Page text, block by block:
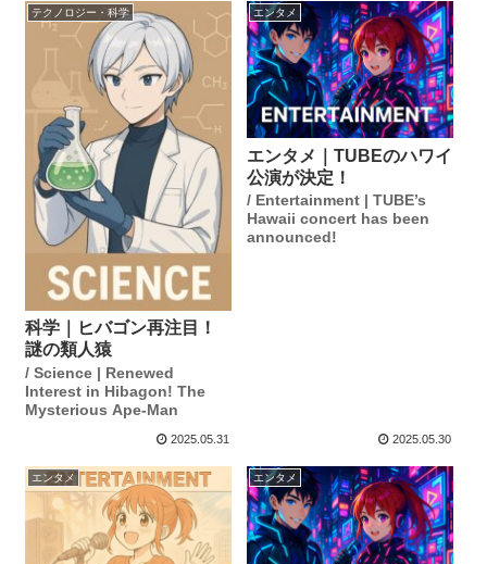
テクノロジー・科学
科学｜ヒバゴン再注目！
謎の類人猿
/ Science | Renewed
Interest in Hibagon! The
Mysterious Ape-Man
2025.05.31
エンタメ
エンタメ｜TUBEのハワイ
公演が決定！
/ Entertainment | TUBE’s
Hawaii concert has been
announced!
2025.05.30
エンタメ エンタメ